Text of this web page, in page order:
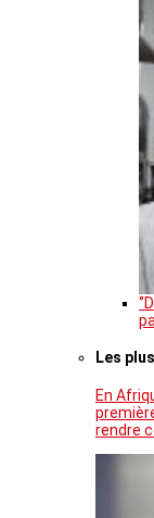
Les
En
rendre